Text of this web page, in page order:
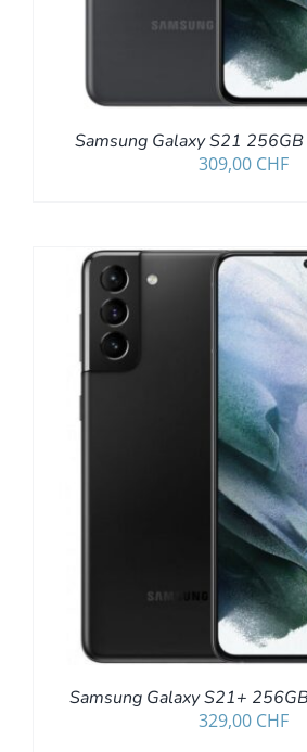
Samsung Galaxy S21
309,00 CHF
Samsung Galaxy S21+
329,00 CHF